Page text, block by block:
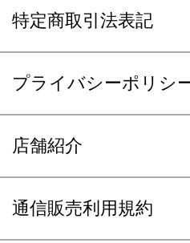
特定商取引法表記
プライバシーポリシ
店舗紹介
通信販売利用規約